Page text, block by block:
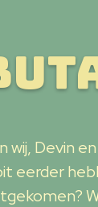
wij, Devin
eerder